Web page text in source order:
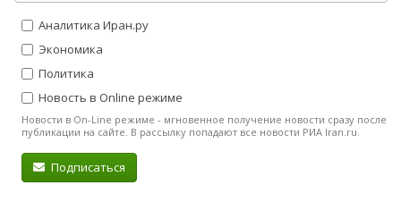
Аналитика Иран.ру
Экономика
Политика
Новость в Online режиме
Новости в On-Line режиме - мгновенное получение новости сразу после
публикации на сайте. В рассылку попадают все новости РИА Iran.ru.
Подписаться